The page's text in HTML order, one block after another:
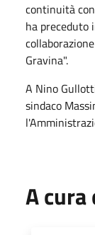
continuità
ha preceduto
Gravina".
A Nino
sindaco
A cura